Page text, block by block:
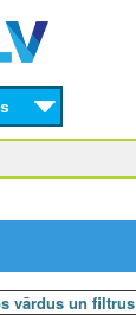
vārdus un filtrus